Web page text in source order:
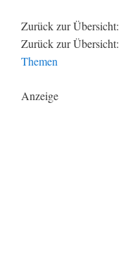
Zurück zur Übersicht:
Zurück zur Übersicht:
Themen
Anzeige